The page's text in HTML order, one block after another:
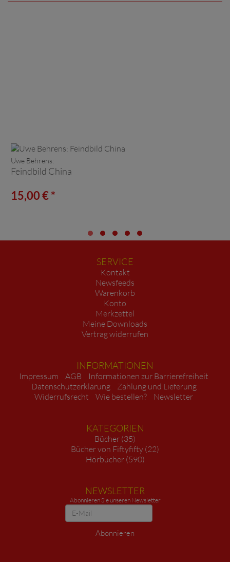
Uwe Behrens:
Feindbild China
15,00 € *
SERVICE
Kontakt
Newsfeeds
Warenkorb
Konto
Merkzettel
Meine Downloads
Vertrag widerrufen
INFORMATIONEN
Impressum AGB
Informationen zur Barrierefreiheit
Datenschutzerklärung
Zahlung und Lieferung
Widerrufsrecht
Wie bestellen? Newsletter
KATEGORIEN
Bücher (35)
Bücher von Fiftyfifty (22)
Hörbücher (590)
NEWSLETTER
Abonnieren Sie unseren Newsletter
Newsletter
Abonnieren